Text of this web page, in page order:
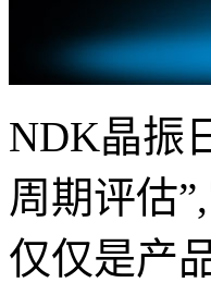
NDK晶振
周期评估”,
仅仅是产